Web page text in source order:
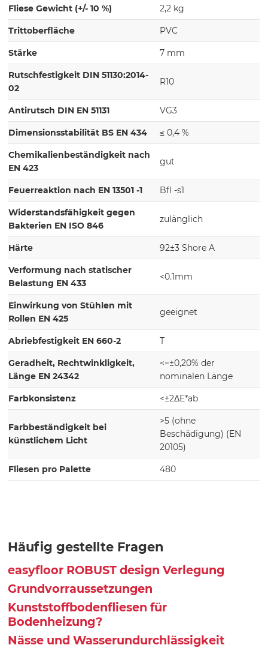
Fliese Gewicht (+/- 10 %) 2,2 kg
Trittoberfläche PVC
Stärke 7 mm
Rutschfestigkeit DIN 51130:2014-
02
R10
Antirutsch DIN EN 51131 VG3
Dimensionsstabilität BS EN 434 ≤ 0,4 %
Chemikalienbeständigkeit nach
EN 423
gut
Feuerreaktion nach EN 13501 -1 Bfl -s1
Widerstandsfähigkeit gegen
Bakterien EN ISO 846
zulänglich
Härte 92±3 Shore A
Verformung nach statischer
Belastung EN 433
<0.1mm
Einwirkung von Stühlen mit
Rollen EN 425
geeignet
Abriebfestigkeit EN 660-2 T
Geradheit, Rechtwinkligkeit,
Länge EN 24342
<=±0,20% der
nominalen Länge
Farbkonsistenz <±2ΔE*ab
Farbbeständigkeit bei
künstlichem Licht
>5 (ohne
Beschädigung) (EN
20105)
Fliesen pro Palette 480
Häufig gestellte Fragen
easyfloor ROBUST design Verlegung
Grundvorraussetzungen
Kunststoffbodenfliesen für
Bodenheizung?
Nässe und Wasserundurchlässigkeit